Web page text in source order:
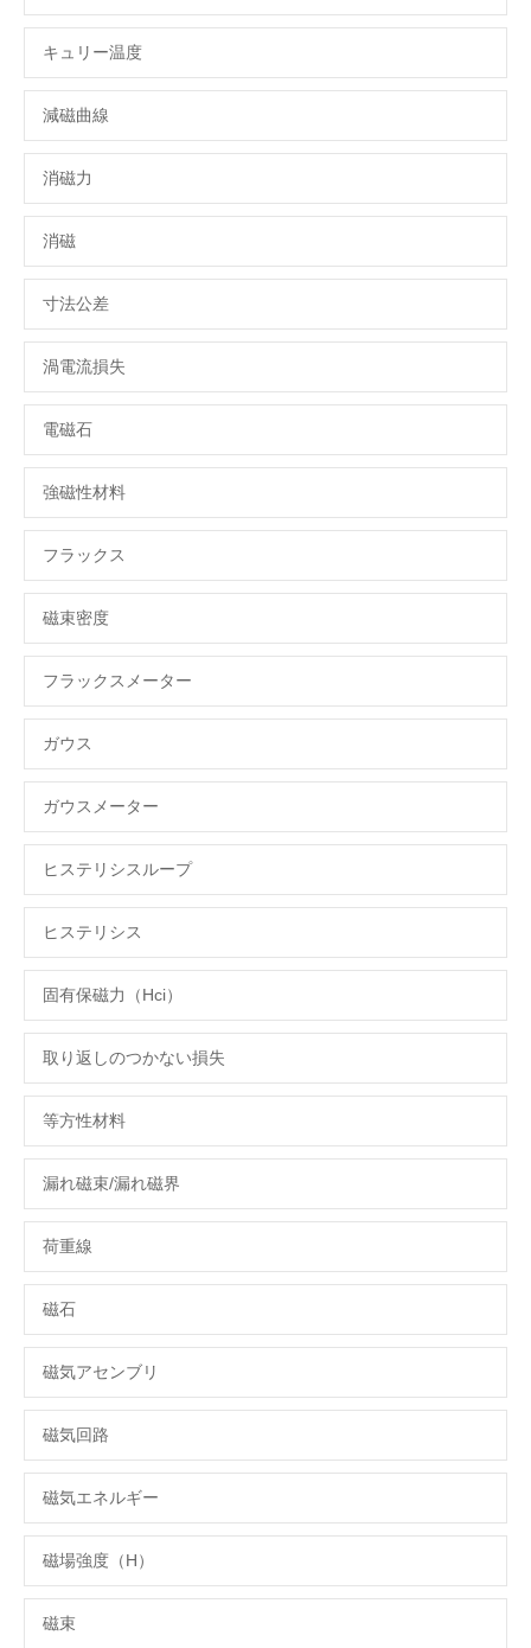
キュリー温度
減磁曲線
消磁力
消磁
寸法公差
渦電流損失
電磁石
強磁性材料
フラックス
磁束密度
フラックスメーター
ガウス
ガウスメーター
ヒステリシスループ
ヒステリシス
固有保磁力（Hci）
取り返しのつかない損失
等方性材料
漏れ磁束/漏れ磁界
荷重線
磁石
磁気アセンブリ
磁気回路
磁気エネルギー
磁場強度（H）
磁束